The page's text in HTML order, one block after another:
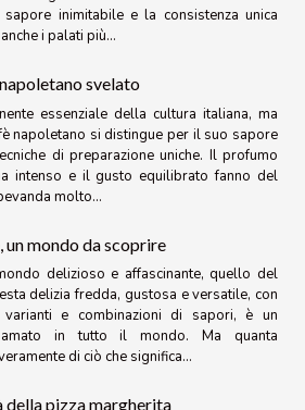
inimitabile e la consistenza unica
i palati più...
svelato
essenziale della cultura italiana, ma
napoletano si distingue per il suo sapore
di preparazione uniche. Il profumo
intenso e il gusto equilibrato fanno del
molto...
mondo da scoprire
delizioso e affascinante, quello del
delizia fredda, gustosa e versatile, con
e combinazioni di sapori, è un
amato in tutto il mondo. Ma quanta
di ciò che significa...
della pizza margherita